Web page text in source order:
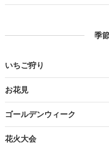
季
いちご狩り
お花見
ゴールデンウィーク
花火大会